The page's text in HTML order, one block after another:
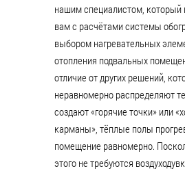
нашим специалистом,
вам с расчётами системы
выбором нагревательных
отопления подвальных
отличие от других решений,
неравномерно распределяют
создают «горячие точки» или
карманы», тёплые полы
помещение равномерно.
этого не требуются